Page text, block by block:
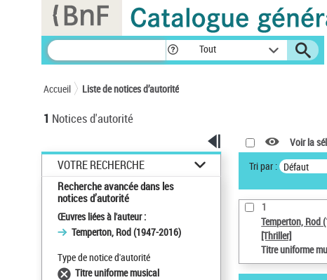
Tout
Accueil Liste de notices d’autorité
1 Notices d'autorité
VOTRE RECHERCHE
Recherche avancée dans les
notices d’autorité
Œuvres liées à l'auteur :
Temperton, Rod (1947-2016)
Type de notice d'autorité
Titre uniforme musical
Voir la
Tri par : Défaut
1
Temperton, Rod
[Thriller]
Titre uniforme
Panneau de gestion des cookies